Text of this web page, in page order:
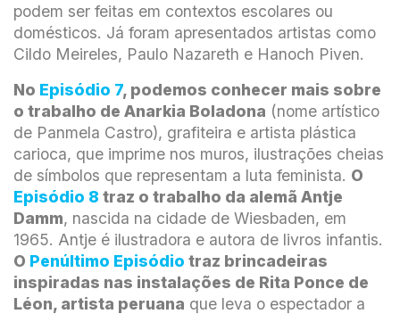
podem ser feitas em contextos escolares ou
domésticos. Já foram apresentados artistas como
Cildo Meireles, Paulo Nazareth e Hanoch Piven.
No Episódio 7, podemos conhecer mais sobre
o trabalho de Anarkia Boladona (nome artístico
de Panmela Castro), grafiteira e artista plástica
carioca, que imprime nos muros, ilustrações cheias
de símbolos que representam a luta feminista. O
Episódio 8 traz o trabalho da alemã Antje
Damm, nascida na cidade de Wiesbaden, em
1965. Antje é ilustradora e autora de livros infantis.
O Penúltimo Episódio traz brincadeiras
inspiradas nas instalações de Rita Ponce de
Léon, artista peruana que leva o espectador a